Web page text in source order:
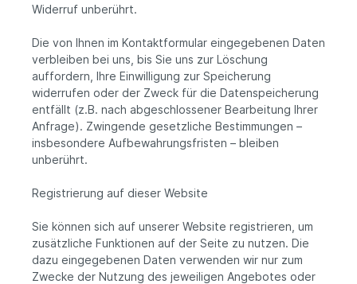
Widerruf unberührt.
Die von Ihnen im Kontaktformular eingegebenen Daten
verbleiben bei uns, bis Sie uns zur Löschung
auffordern, Ihre Einwilligung zur Speicherung
widerrufen oder der Zweck für die Datenspeicherung
entfällt (z.B. nach abgeschlossener Bearbeitung Ihrer
Anfrage). Zwingende gesetzliche Bestimmungen –
insbesondere Aufbewahrungsfristen – bleiben
unberührt.
Registrierung auf dieser Website
Sie können sich auf unserer Website registrieren, um
zusätzliche Funktionen auf der Seite zu nutzen. Die
dazu eingegebenen Daten verwenden wir nur zum
Zwecke der Nutzung des jeweiligen Angebotes oder